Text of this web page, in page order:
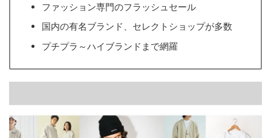
ファッション専門のフラッシュセール
国内の有名ブランド、セレクトショップが多数
プチプラ～ハイブランドまで網羅